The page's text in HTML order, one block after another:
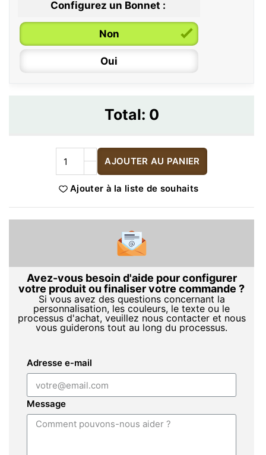
Configurez un Bonnet :
Non
Oui
Total: 0
AJOUTER AU PANIER
Ajouter à la liste de souhaits
Avez-vous besoin d'aide pour configurer
votre produit ou finaliser votre commande ?
Si vous avez des questions concernant la
personnalisation, les couleurs, le texte ou le
processus d'achat, veuillez nous contacter et nous
vous guiderons tout au long du processus.
Adresse e-mail
Message